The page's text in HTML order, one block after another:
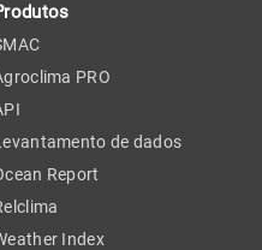
PRO
de dados
Report
Index